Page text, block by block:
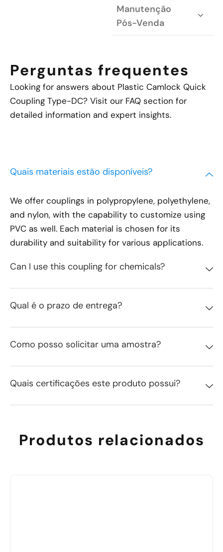
Manutenção
Pós-Venda
Perguntas frequentes
Looking for answers about Plastic Camlock Quick
Coupling Type-DC? Visit our FAQ section for
detailed information and expert insights.
Quais materiais estão disponíveis?
We offer couplings in polypropylene, polyethylene,
and nylon, with the capability to customize using
PVC as well. Each material is chosen for its
durability and suitability for various applications.
Can I use this coupling for chemicals?
Qual é o prazo de entrega?
Como posso solicitar uma amostra?
Quais certificações este produto possui?
Produtos relacionados